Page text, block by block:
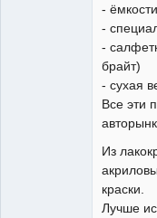
-
-
-
брайт)
- сухая
Все эти
Из
краски.
Лучше